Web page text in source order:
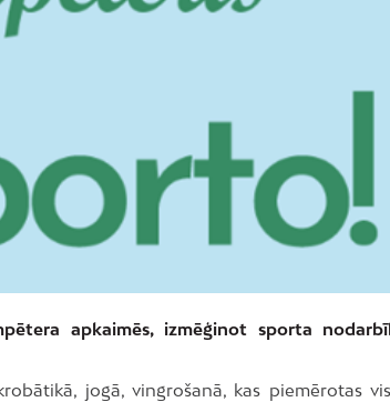
apkaimēs, izmēģinot sporta
jogā, vingrošanā, kas piemērotas